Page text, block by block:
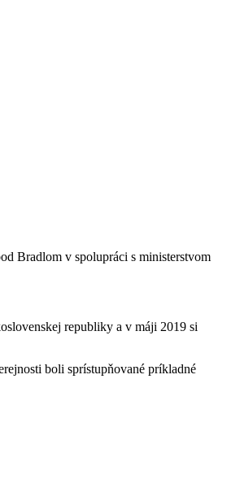
Bradlom v spolupráci s ministerstvom
republiky a v máji 2019 si
boli sprístupňované príkladné